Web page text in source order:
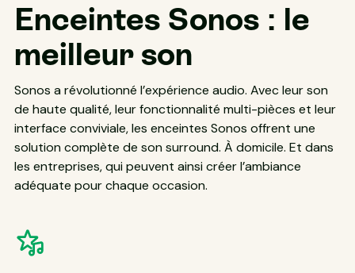
Enceintes Sonos : le
meilleur son
Sonos a révolutionné l’expérience audio. Avec leur son
de haute qualité, leur fonctionnalité multi-pièces et leur
interface conviviale, les enceintes Sonos offrent une
solution complète de son surround. À domicile. Et dans
les entreprises, qui peuvent ainsi créer l’ambiance
adéquate pour chaque occasion.